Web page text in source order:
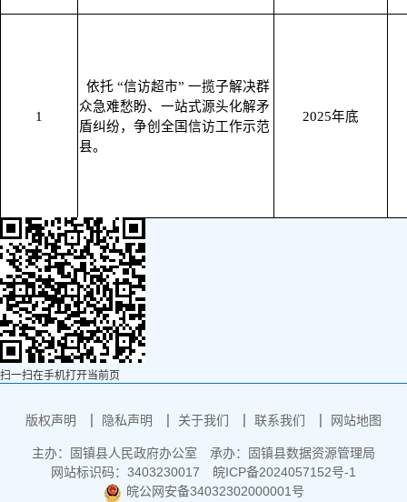
1
依托 “信访超市” 一揽子解决群
众急难愁盼、一站式源头化解矛
盾纠纷，争创全国信访工作示范
县。
2025年底
扫一扫在手机打开当前页
版权声明 隐私声明 关于我们 联系我们 网站地图
主办：固镇县人民政府办公室
承办：固镇县数据资源管理局
网站标识码：3403230017
皖ICP备2024057152号-1
皖公网安备34032302000001号